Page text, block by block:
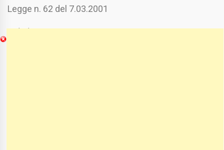
Legge n. 62 del 7.03.2001
Chi Siamo